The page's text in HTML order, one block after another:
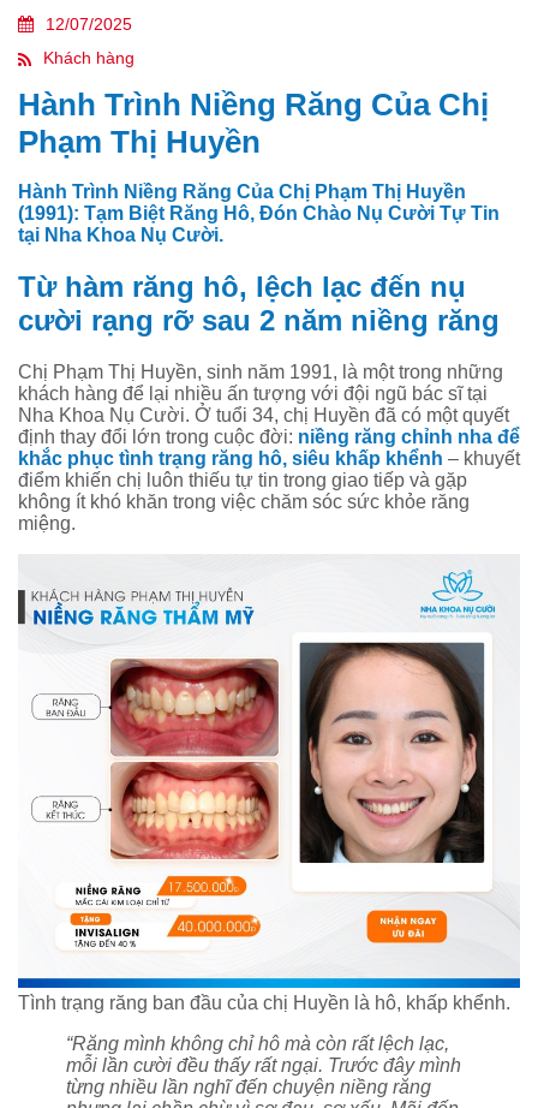
12/07/2025
Khách hàng
Hành Trình Niềng Răng Của Chị
Phạm Thị Huyền
Hành Trình Niềng Răng Của Chị Phạm Thị Huyền
(1991): Tạm Biệt Răng Hô, Đón Chào Nụ Cười Tự Tin
tại Nha Khoa Nụ Cười.
Từ hàm răng hô, lệch lạc đến nụ
cười rạng rỡ sau 2 năm niềng răng
Chị Phạm Thị Huyền, sinh năm 1991, là một trong những
khách hàng để lại nhiều ấn tượng với đội ngũ bác sĩ tại
Nha Khoa Nụ Cười. Ở tuổi 34, chị Huyền đã có một quyết
định thay đổi lớn trong cuộc đời: niềng răng chỉnh nha để
khắc phục tình trạng răng hô, siêu khấp khểnh – khuyết
điểm khiến chị luôn thiếu tự tin trong giao tiếp và gặp
không ít khó khăn trong việc chăm sóc sức khỏe răng
miệng.
Tình trạng răng ban đầu của chị Huyền là hô, khấp khểnh.
“Răng mình không chỉ hô mà còn rất lệch lạc,
mỗi lần cười đều thấy rất ngại. Trước đây mình
từng nhiều lần nghĩ đến chuyện niềng răng